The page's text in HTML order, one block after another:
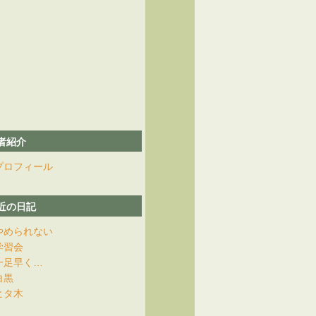
紹介
ロフィール
の日記
められない
習会
足早く…
黒
タ木